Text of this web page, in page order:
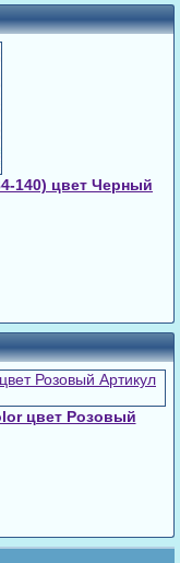
140) цвет Черный
цвет Розовый